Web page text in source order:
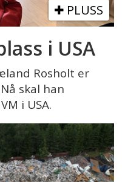
PLUSS
i USA
Rosholt er
skal han
i USA.